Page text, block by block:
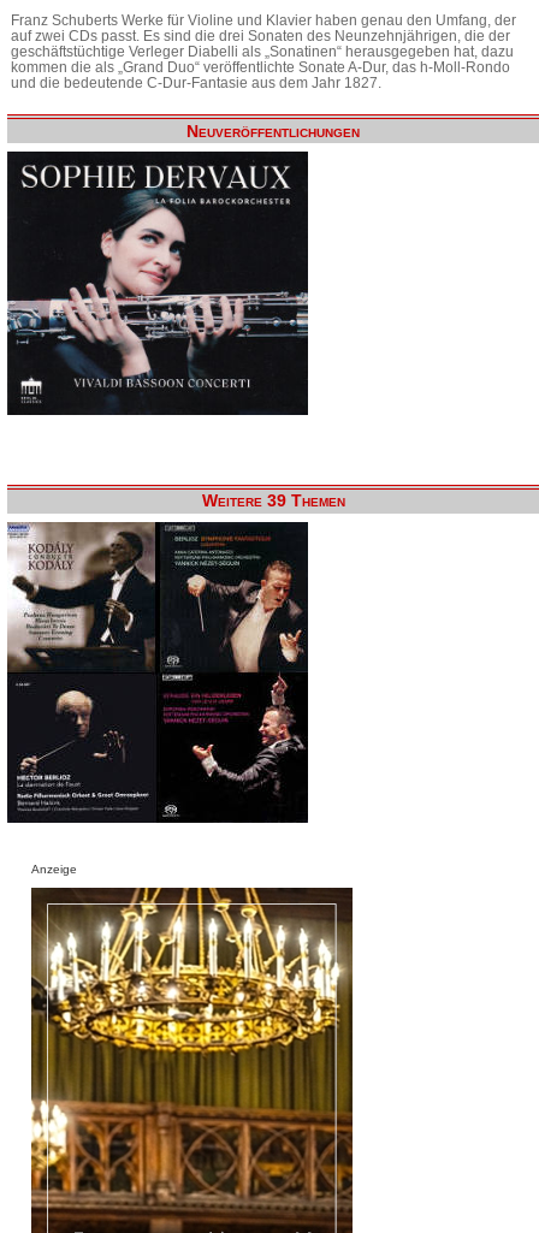
Franz Schuberts Werke für Violine und Klavier haben genau den Umfang, der
auf zwei CDs passt. Es sind die drei Sonaten des Neunzehnjährigen, die der
geschäftstüchtige Verleger Diabelli als „Sonatinen“ herausgegeben hat, dazu
kommen die als „Grand Duo“ veröffentlichte Sonate A-Dur, das h-Moll-Rondo
und die bedeutende C-Dur-Fantasie aus dem Jahr 1827.
Neuveröffentlichungen
Weitere 39 Themen
Anzeige